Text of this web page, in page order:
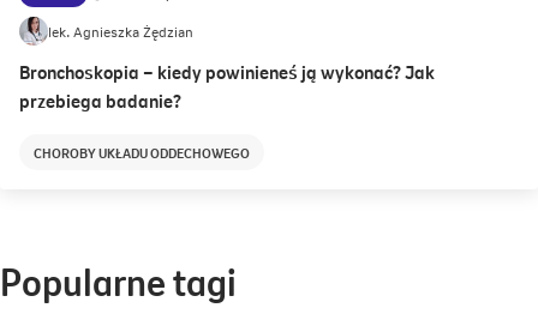
lek. Agnieszka Żędzian
Bronchoskopia – kiedy powinieneś ją wykonać? Jak
przebiega badanie?
CHOROBY UKŁADU ODDECHOWEGO
Popularne tagi